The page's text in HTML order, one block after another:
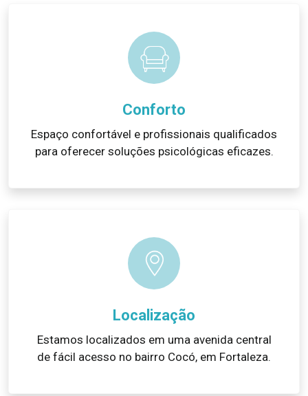
Conforto
Espaço confortável e profissionais qualificados
para oferecer soluções psicológicas eficazes.
Localização
Estamos localizados em uma avenida central
de fácil acesso no bairro Cocó, em Fortaleza.